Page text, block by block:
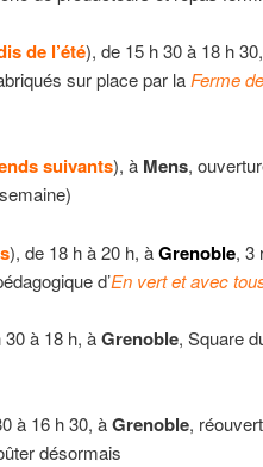
de l’été), de 15 h 30 à 18 h
sur place par la Ferme
suivants), à Mens,
), de 18 h à 20 h, àGrenoble, 3
d’En vert et avec
30 à 18 h, àGrenoble, Square
à 16 h 30, àGrenoble,
désormais